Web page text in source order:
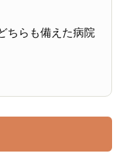
ちらも備えた病院